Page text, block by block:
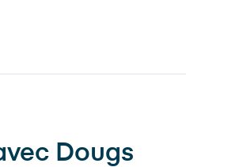
Dougs